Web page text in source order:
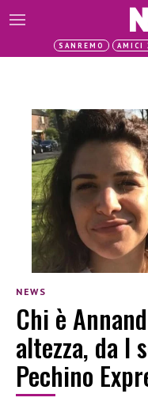
SANREMO AMICI
NEWS
Chi è
altezza, da I
Pechino